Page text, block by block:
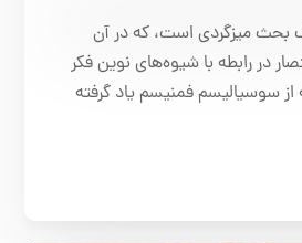
بحث میزگردی است، که در آن
در رابطه با شیوه‌های نوین فکر
از سوسیالیسم فمنیسم یاد گرفته